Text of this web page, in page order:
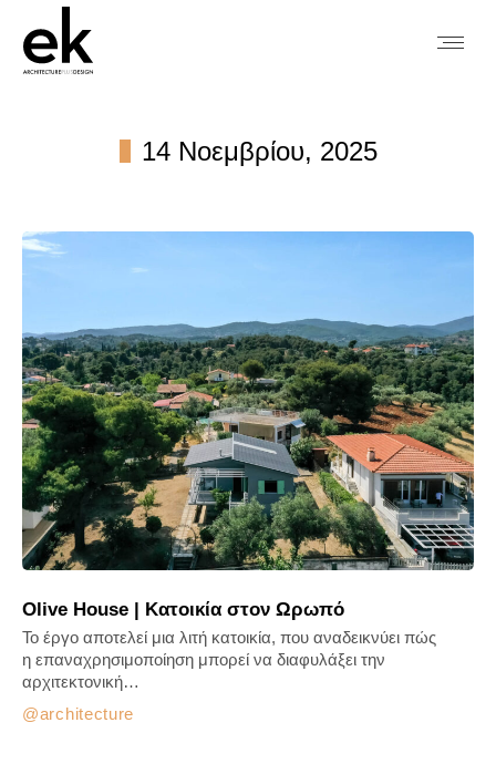
14 Νοεμβρίου, 2025
Olive House | Κατοικία στον Ωρωπό
architecture
Το έργο αποτελεί μια λιτή κατοικία, που αναδεικνύει πώς
η επαναχρησιμοποίηση μπορεί να διαφυλάξει την
αρχιτεκτονική…